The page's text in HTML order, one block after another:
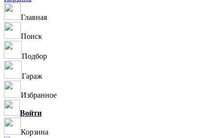
Главная
Поиск
Подбор
Гараж
Избранное
Войти
Корзина